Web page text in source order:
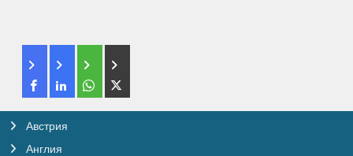
Австрия
Англия